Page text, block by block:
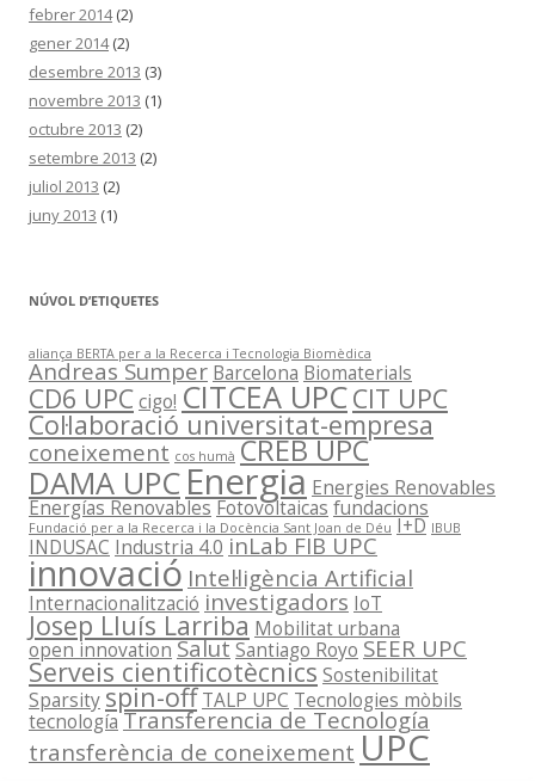
febrer 2014(2)
gener 2014(2)
desembre 2013 (3)
novembre 2013 (1)
octubre 2013 (2)
setembre 2013 (2)
juliol 2013 (2)
juny 2013 (1)
NÚVOL D’ETIQUETES
aliança BERTA per a la Recerca i Tecnologia Biomèdica
Andreas Sumper Barcelona Biomaterials
CD6 UPCcigo! CITCEA UPCCIT UPC
Col·laboració universitat-empresa
coneixement cos humà CREB UPC
DAMA UPC Energia Energies Renovables
Energías RenovablesFotovoltaicas fundacions
Fundació per a la Recerca i la Docència Sant Joan de Déu I+D IBUB
INDUSAC Industria 4.0 inLab FIB UPC
innovació Intel·ligència Artificial
Internacionalització investigadors IoT
Josep Lluís Larriba Mobilitat urbana
open innovationSalutSantiago Royo SEER UPC
Serveis cientificotècnicsSostenibilitat
Sparsityspin-off TALP UPC Tecnologies mòbils
tecnología Transferencia de Tecnología
transferència de coneixement UPC